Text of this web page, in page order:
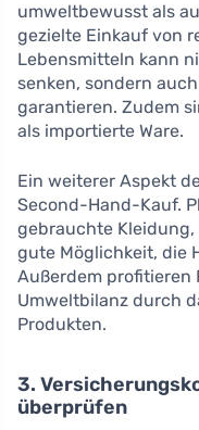
umweltbewusst als
gezielte Einkauf von
Lebensmitteln kann
senken, sondern
garantieren. Zudem
als importierte Ware.
Ein weiterer Aspekt
Second-Hand-Kauf.
gebrauchte Kleidung,
gute Möglichkeit, die
Außerdem profitieren
Umweltbilanz durch
Produkten.
3.
überprüfen